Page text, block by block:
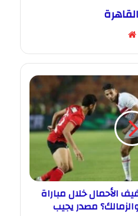
الأحمال خلال مباراة
مصدر يجيب